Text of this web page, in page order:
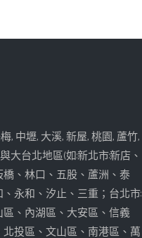
, 中壢, 大溪, 新屋, 桃園, 蘆竹,
大台北地區(如:新北市:新店、
、林口、五股、蘆洲、泰
永和、汐止、三重；台北市:
、內湖區、大安區、信義
投區、文山區、南港區、萬